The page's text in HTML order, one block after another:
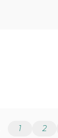
1 2